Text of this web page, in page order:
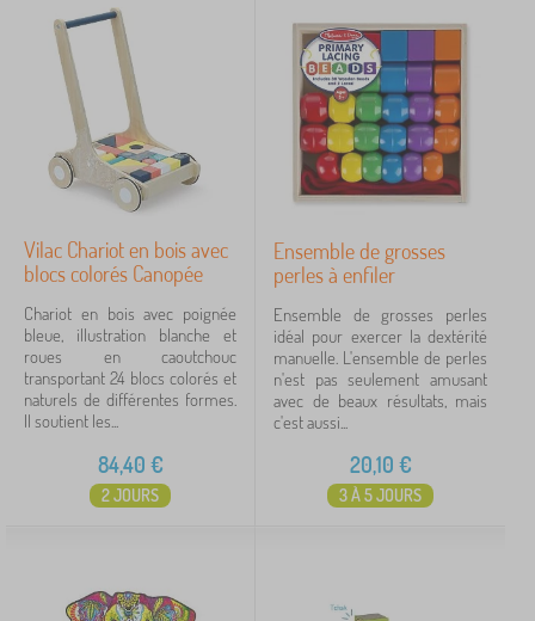
Vilac Chariot en bois avec
blocs colorés Canopée
Chariot en bois avec poignée
bleue, illustration blanche et
roues en caoutchouc
transportant 24 blocs colorés et
naturels de différentes formes.
Il soutient les...
84,40 €
2 JOURS
Ensemble de grosses
perles à enfiler
Ensemble de grosses perles
idéal pour exercer la dextérité
manuelle. L'ensemble de perles
n'est pas seulement amusant
avec de beaux résultats, mais
c'est aussi...
20,10 €
3 À 5 JOURS